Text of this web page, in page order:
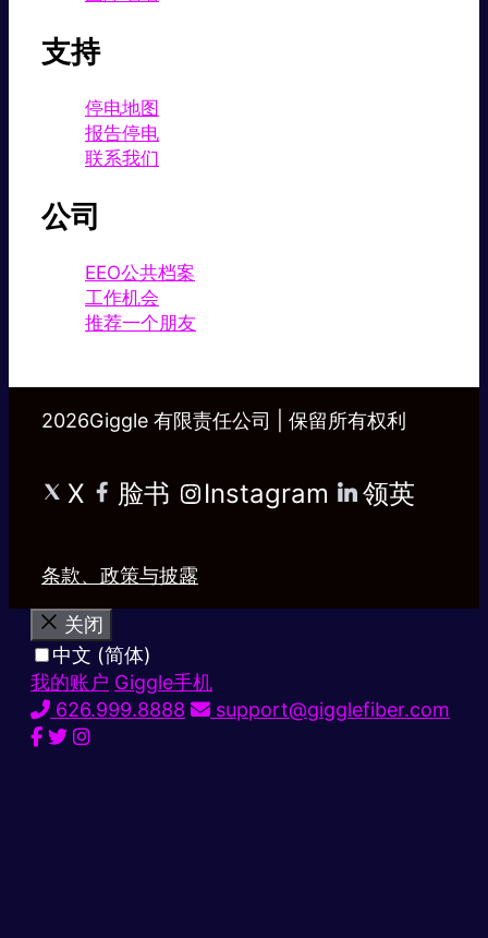
支持
停电地图
报告停电
联系我们
公司
EEO公共档案
工作机会
推荐一个朋友
2026Giggle 有限责任公司 | 保留所有权利
X 脸书 Instagram 领英
条款、政策与披露
关闭
中文 (简体)
我的账户 Giggle手机
626.999.8888
support@gigglefiber.com